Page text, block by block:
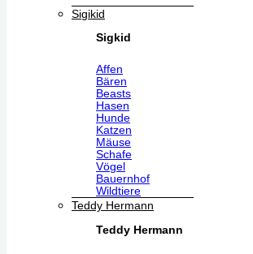
Sigikid
Sigkid
Affen
Bären
Beasts
Hasen
Hunde
Katzen
Mäuse
Schafe
Vögel
Bauernhof
Wildtiere
Teddy Hermann
Teddy Hermann